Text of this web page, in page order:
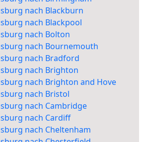
nach Blackburn
nach Blackpool
nach Bolton
nach Bournemouth
nach Bradford
nach Brighton
nach Brighton and Hove
nach Bristol
nach Cambridge
nach Cardiff
nach Cheltenham